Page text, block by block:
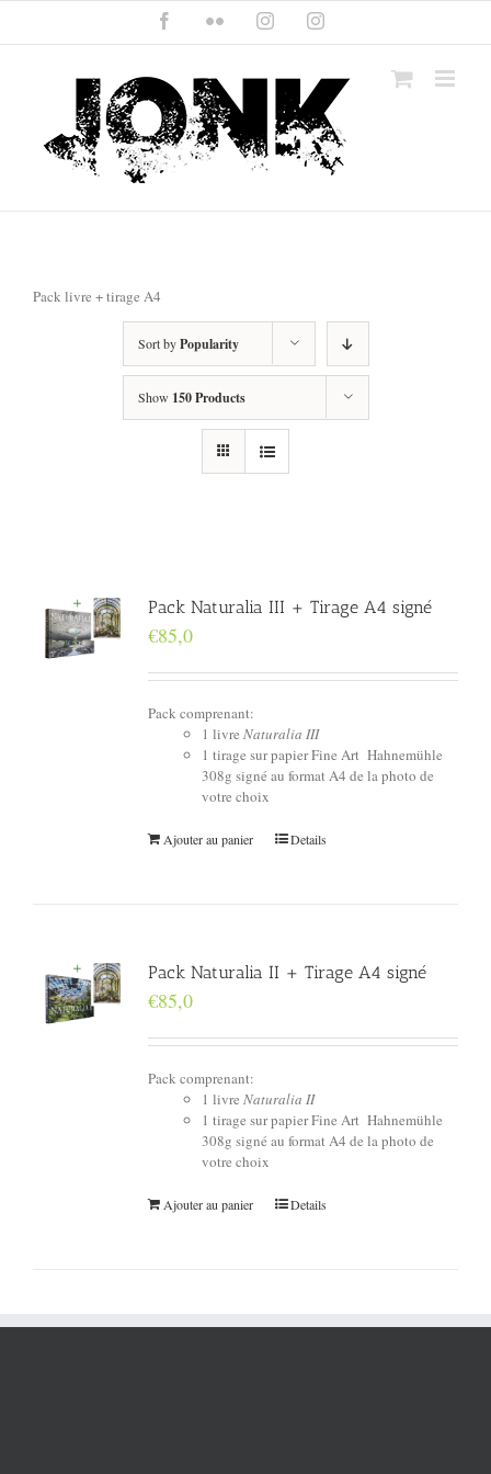
content
FacebookFlickr InstagramInstagram
Pack livre + tirage A4
Sort byPopularity
Show 150 Products
Pack Naturalia III + Tirage A4 signé
€85,0
Pack comprenant:
1 livre Naturalia III
1 tirage sur papier Fine Art Hahnemühle
308g signé au format A4 de la photo de
votre choix
Ajouter au panier Details
Pack Naturalia II + Tirage A4 signé
€85,0
Pack comprenant:
1 livre Naturalia II
1 tirage sur papier Fine Art Hahnemühle
308g signé au format A4 de la photo de
votre choix
Ajouter au panier Details